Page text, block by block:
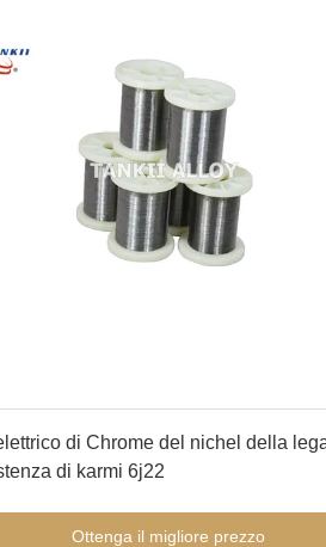
di Chrome del nichel della
di karmi 6j22
Ottenga il migliore prezzo